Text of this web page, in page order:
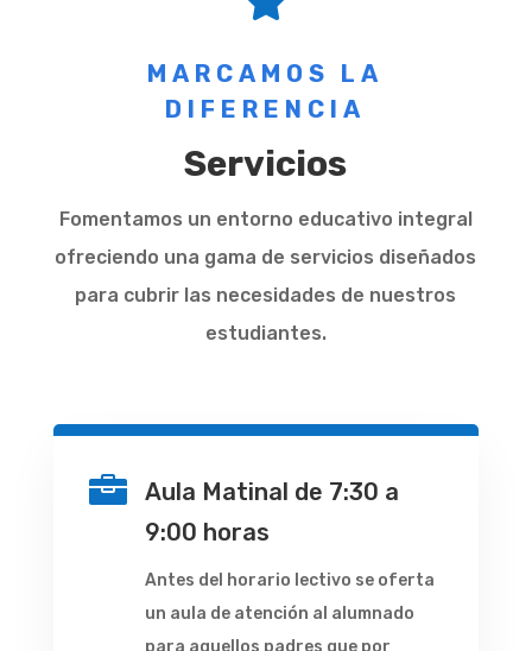
MARCAMOS LA
DIFERENCIA
Servicios
Fomentamos un entorno educativo integral
ofreciendo una gama de servicios diseñados
para cubrir las necesidades de nuestros
estudiantes.

Aula Matinal de 7:30 a
9:00 horas
Antes del horario lectivo se oferta
un aula de atención al alumnado